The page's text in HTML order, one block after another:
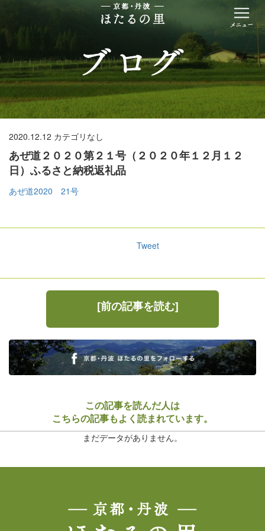
2020.12.12 カテゴリなし
あぜ道２０２０第２１号（２０２０年１２月１２
日）ふるさと納税返礼品
あぜ道2020 21号
Tweet
[前の記事を読む]
この記事を読んだ人は
こちらの記事もよく読まれています。
まだデータがありません。